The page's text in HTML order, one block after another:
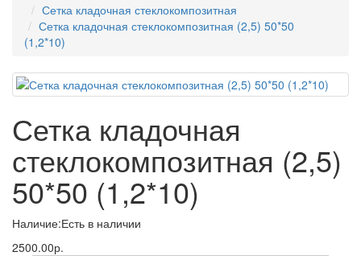
Сетка кладочная стеклокомпозитная
Сетка кладочная стеклокомпозитная (2,5) 50*50
(1,2*10)
Сетка кладочная
стеклокомпозитная (2,5)
50*50 (1,2*10)
Наличие:Есть в наличии
2500.00р.